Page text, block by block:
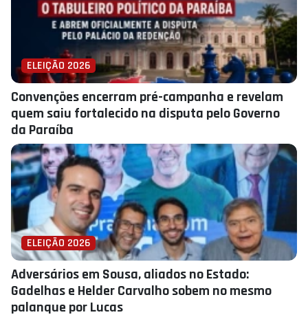
ELEIÇÃO 2026
Convenções encerram pré-campanha e revelam
quem saiu fortalecido na disputa pelo Governo
da Paraíba
ELEIÇÃO 2026
Adversários em Sousa, aliados no Estado:
Gadelhas e Helder Carvalho sobem no mesmo
palanque por Lucas